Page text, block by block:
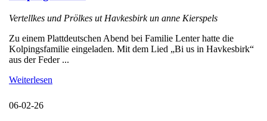
Vertellkes und Prölkes ut Havkesbirk un anne Kierspels
Zu einem Plattdeutschen Abend bei Familie Lenter hatte die
Kolpingsfamilie eingeladen. Mit dem Lied „Bi us in Havkesbirk“
aus der Feder ...
Weiterlesen
06-02-26